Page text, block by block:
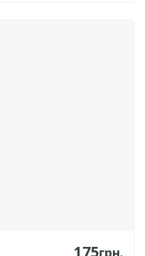
175грн.